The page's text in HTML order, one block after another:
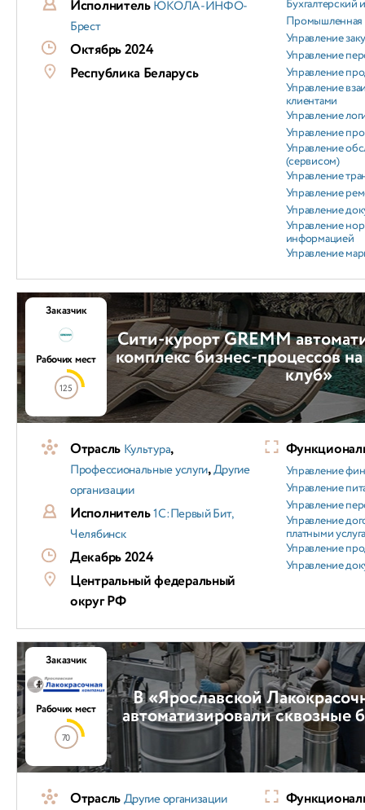
ИсполнительЮКОЛА-ИНФО-
Брест
Октябрь 2024
Республика Беларусь
Бухгалтерский
Промышленная
Управление
Управление
Управление
Управление
клиентами
Управление
Управление
Управление
(сервисом)
Управление
Управление
Управление
Управление
информацией
Управление
Сити-курорт GREMM
комплекс бизнес-процессов
клуб»
Заказчик
Рабочих мест
125
Отрасль Культура,
Профессиональные услуги,Другие
организации
Исполнитель1С:Первый Бит,
Челябинск
Декабрь 2024
Центральный федеральный
округ РФ
Управление
Управление
Управление
Управление
платными
Управление
Управление
В «Ярославской
автоматизировали сквозные
Заказчик
Рабочих мест
70
ОтрасльДругие организации